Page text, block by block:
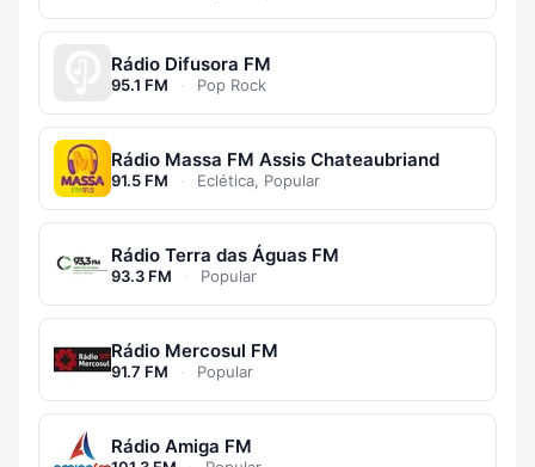
Rádio Difusora FM
95.1 FM · Pop Rock
Rádio Massa FM Assis Chateaubriand
91.5 FM · Eclética, Popular
Rádio Terra das Águas FM
93.3 FM · Popular
Rádio Mercosul FM
91.7 FM · Popular
Rádio Amiga FM